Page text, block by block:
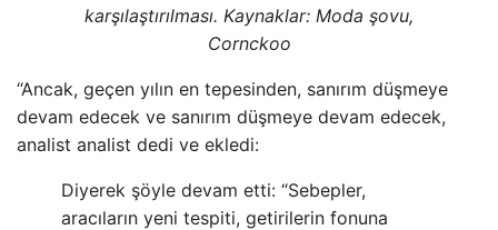
karşılaştırılması. Kaynaklar: Moda şovu,
Cornckoo
“Ancak, geçen yılın en tepesinden, sanırım düşmeye
devam edecek ve sanırım düşmeye devam edecek,
analist analist dedi ve ekledi:
Diyerek şöyle devam etti: “Sebepler,
aracıların yeni tespiti, getirilerin fonuna